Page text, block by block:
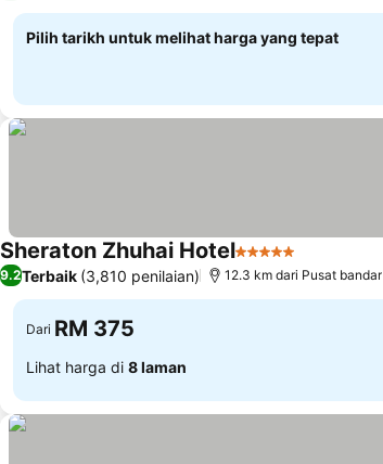
Pilih tarikh untuk melihat harga yang tepat
Sheraton Zhuhai Hotel5 Bintang
9.2Terbaik (3,810 penilaian) 12.3 km dari Pusat bandar
Dari RM 375
Lihat harga di 8 laman